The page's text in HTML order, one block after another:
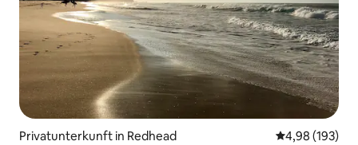
Privatunterkunft in Redhead
4,98 (193)